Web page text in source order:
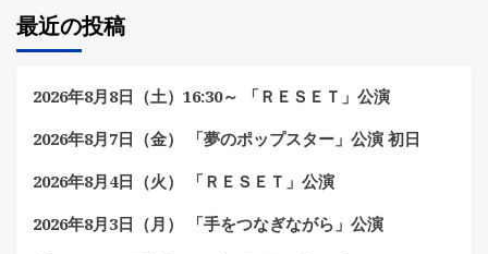
最近の投稿
2026年8月8日（土）16:30～ 「ＲＥＳＥＴ」公演
2026年8月7日（金） 「夢のポップスター」公演 初日
2026年8月4日（火） 「ＲＥＳＥＴ」公演
2026年8月3日（月） 「手をつなぎながら」公演